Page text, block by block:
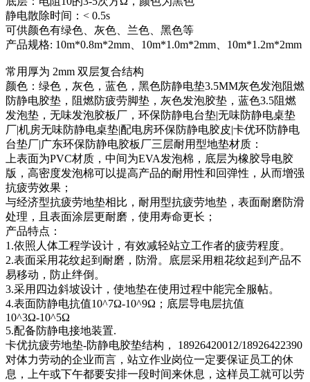
静电散除时间：< 0.5s
可供颜色有绿色、灰色、兰色、黑色等
产品规格: 10m*0.8m*2mm、10m*1.0m*2mm、10m*1.2m*2mm
常用厚为 2mm 双层复合结构
颜色：绿色，灰色，蓝色，黑色防静电垫3.5MM灰色发泡阻燃
防静电胶垫，阻燃防疲劳脚垫，灰色发泡胶垫，蓝色3.5阻燃
发泡垫，无味发泡胶板厂，环保防静电台垫|无味防静电桌垫
厂|机房无味防静电桌垫|配电房环保防静电胶皮|卡优环防静电
台垫厂|广东环保防静电胶板厂三层耐用型地垫材质：
上表面为PVC材质，中间为EVA发泡棉，底层为橡胶导电胶
版，高密度发泡棉可以提高产品的耐用性和回弹性，从而增强
抗疲劳效果；
与经济型抗疲劳地垫相比，耐用型抗疲劳地垫，表面耐磨防滑
处理，且表面涂层更耐磨，使用寿命更长；
产品特点：
1.依照人体工程学设计，有效减轻站立工作者的疲劳程度。
2.表面采用花纹起到耐磨，防滑。底层采用粗花纹起到产品不
易移动，防止绊倒。
3.采用四边斜坡设计，使地垫在使用过程中能完全服帖。
4.表面防静电抗值10^7Ω-10^9Ω；底层导电层抗值
10^3Ω-10^5Ω
5.配备防静电接地装置.
卡优抗疲劳地垫-防静电胶垫结构， 18926420012/18926422390
对体力劳动的企业而言，站立作业岗位一定要保证员工的休
息，上午或下午都要安排一段时间来休息，这样员工就可以劳